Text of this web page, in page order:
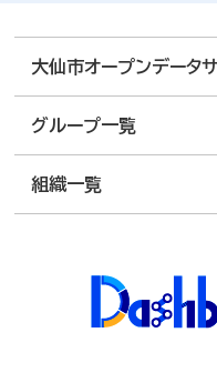
大仙市オープンデータ
グループ一覧
組織一覧
:
、15歳以上就業者
7 産業(大分類)、年齢
ータを参照していま